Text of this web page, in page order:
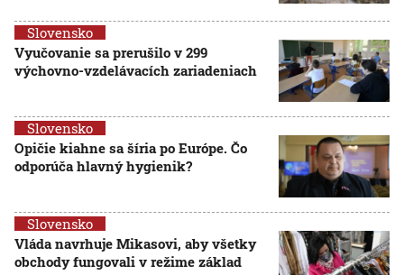
Slovensko
Vyučovanie sa prerušilo v 299
výchovno-vzdelávacích zariadeniach
Slovensko
Opičie kiahne sa šíria po Európe. Čo
odporúča hlavný hygienik?
Slovensko
Vláda navrhuje Mikasovi, aby všetky
obchody fungovali v režime základ